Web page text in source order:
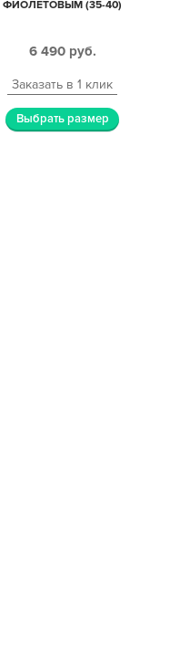
ФИОЛЕТОВЫМ (35-40)
6 490 руб.
Заказать в 1 клик
Выбрать размер